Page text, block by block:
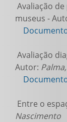
Avaliação
museus -
Avaliação
Autor:
Entre o
Nascimento